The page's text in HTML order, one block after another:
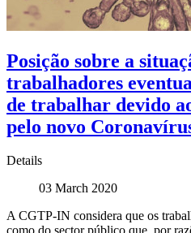
Posição sobre a
trabalhadores
de trabalhar devido
pelo novo
Details
03 March 2020
A CGTP-IN considera que os